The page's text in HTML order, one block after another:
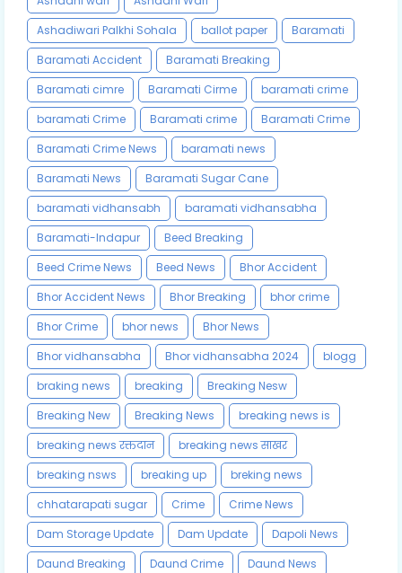
Ashadiwari Palkhi Sohala
ballot paper
Baramati
Baramati Accident
Baramati Breaking
Baramati cimre
Baramati Cirme
baramati crime
baramati Crime
Baramati crime
Baramati Crime
Baramati Crime News
baramati news
Baramati News
Baramati Sugar Cane
baramati vidhansabh
baramati vidhansabha
Baramati-Indapur
Beed Breaking
Beed Crime News
Beed News
Bhor Accident
Bhor Accident News
Bhor Breaking
bhor crime
Bhor Crime
bhor news
Bhor News
Bhor vidhansabha
Bhor vidhansabha 2024
blogg
braking news
breaking
Breaking Nesw
Breaking New
Breaking News
breaking news is
breaking news रक्तदान
breaking news साखर
breaking nsws
breaking up
breking news
chhatarapati sugar
Crime
Crime News
Dam Storage Update
Dam Update
Dapoli News
Daund Breaking
Daund Crime
Daund News